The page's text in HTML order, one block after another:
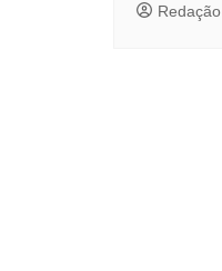
Redação